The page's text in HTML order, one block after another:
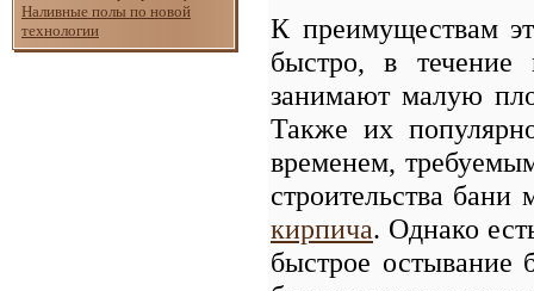
Наливные полы по новой
технологии
К преимуществам
быстро, в течение
занимают малую
Также их
временем,
строительства
кирпича. Однако
быстрое остывание